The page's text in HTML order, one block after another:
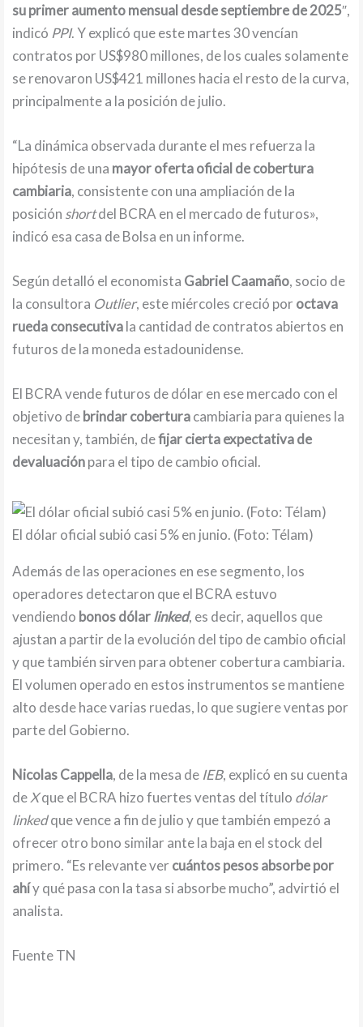
su primer aumento mensual desde septiembre de 2025″,
indicó PPI. Y explicó que este martes 30 vencían
contratos por US$980 millones, de los cuales solamente
se renovaron US$421 millones hacia el resto de la curva,
principalmente a la posición de julio.
“La dinámica observada durante el mes refuerza la
hipótesis de una mayor oferta oficial de cobertura
cambiaria, consistente con una ampliación de la
posición shortdel BCRA en el mercado de futuros»,
indicó esa casa de Bolsa en un informe.
Según detalló el economista Gabriel Caamaño, socio de
la consultora Outlier, este miércoles creció por octava
rueda consecutivala cantidad de contratos abiertos en
futuros de la moneda estadounidense.
El BCRA vende futuros de dólar en ese mercado con el
objetivo debrindar coberturacambiaria para quienes la
necesitan y, también, defijar cierta expectativa de
devaluaciónpara el tipo de cambio oficial.
El dólar oficial subió casi 5% en junio. (Foto: Télam)
Además de las operaciones en ese segmento, los
operadores detectaron que el BCRA estuvo
vendiendo bonos dólarlinked, es decir, aquellos que
ajustan a partir de la evolución del tipo de cambio oficial
y que también sirven para obtener cobertura cambiaria.
El volumen operado en estos instrumentos se mantiene
alto desde hace varias ruedas, lo que sugiere ventas por
parte del Gobierno.
Nicolas Cappella, de la mesa de IEB, explicó en su cuenta
deXque el BCRA hizo fuertes ventas del título dólar
linkedque vence a fin de julio y que también empezó a
ofrecer otro bono similar ante la baja en el stock del
primero. “Es relevante ver cuántos pesos absorbe por
ahíy qué pasa con la tasa si absorbe mucho”, advirtió el
analista.
Fuente TN